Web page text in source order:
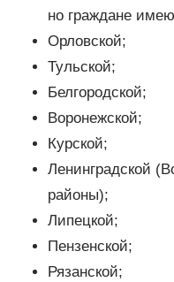
но граждане
Орловской;
Тульской;
Белгородской;
Воронежской;
Курской;
Ленинградской
районы);
Липецкой;
Пензенской;
Рязанской;